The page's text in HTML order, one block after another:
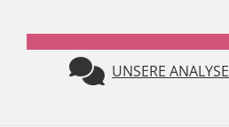
NUMMER 1
UNSERE ANALYSE